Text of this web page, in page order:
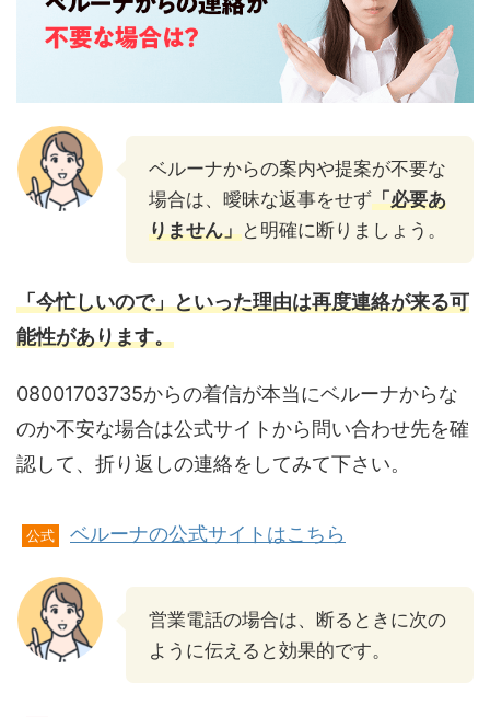
ベルーナからの案内や提案が不要な
場合は、曖昧な返事をせず「必要あ
りません」と明確に断りましょう。
「今忙しいので」といった理由は再度連絡が来る可
能性があります。
08001703735からの着信が本当にベルーナからな
のか不安な場合は公式サイトから問い合わせ先を確
認して、折り返しの連絡をしてみて下さい。
公式 ベルーナの公式サイトはこちら
営業電話の場合は、断るときに次の
ように伝えると効果的です。